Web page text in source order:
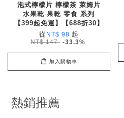
泡式檸檬片 檸檬茶 萊姆片
水果乾 果乾 零食 系列
【399起免運】【688折30】
從 NT$ 98 起
NT$ 147 -33.3%
加入購物車
熱銷推薦